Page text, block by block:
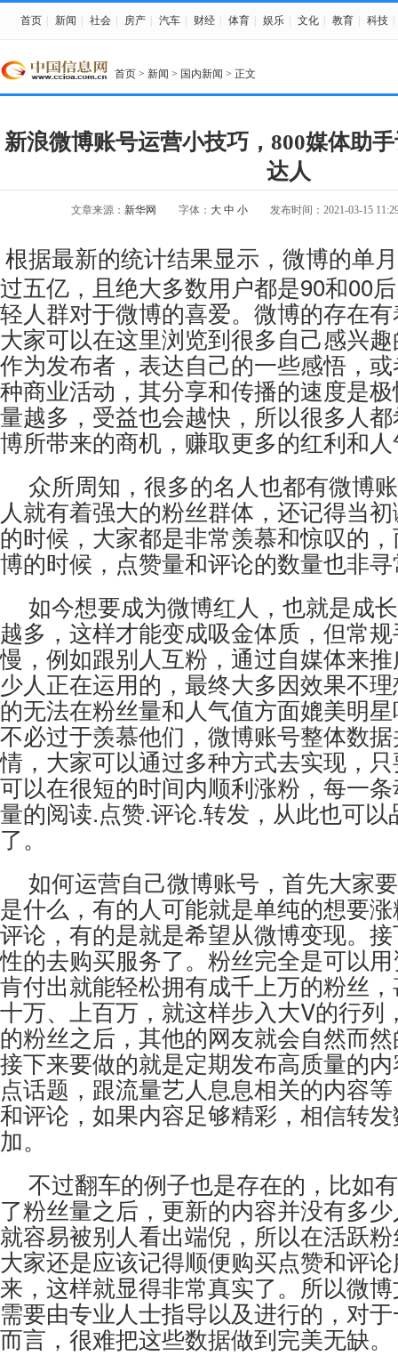
首页 新闻 社会 房产 汽车 财经 体育 娱乐 文化 教育 科技
首页 > 新闻 > 国内新闻 > 正文
新浪微博账号运营小技巧，800媒体助
达人
文章来源： 新华网 字体： 大 中 小 发布时间：2021-03-15
根据最新的统计结果显示，微博的单
过五亿，且绝大多数用户都是90和00
轻人群对于微博的喜爱。微博的存在
大家可以在这里浏览到很多自己感兴
作为发布者，表达自己的一些感悟，
种商业活动，其分享和传播的速度是
量越多，受益也会越快，所以很多人
博所带来的商机，赚取更多的红利和
众所周知，很多的名人也都有微博
人就有着强大的粉丝群体，还记得当
的时候，大家都是非常羡慕和惊叹的
博的时候，点赞量和评论的数量也非
如今想要成为微博红人，也就是成
越多，这样才能变成吸金体质，但常
慢，例如跟别人互粉，通过自媒体来
少人正在运用的，最终大多因效果不
的无法在粉丝量和人气值方面媲美明
不必过于羡慕他们，微博账号整体数
情，大家可以通过多种方式去实现，
可以在很短的时间内顺利涨粉，每一
量的阅读.点赞.评论.转发，从此也可
了。
如何运营自己微博账号，首先大家
是什么，有的人可能就是单纯的想要
评论，有的是就是希望从微博变现。
性的去购买服务了。粉丝完全是可以
肯付出就能轻松拥有成千上万的粉丝
十万、上百万，就这样步入大V的行列
的粉丝之后，其他的网友就会自然而
接下来要做的就是定期发布高质量的
点话题，跟流量艺人息息相关的内容
和评论，如果内容足够精彩，相信转
加。
不过翻车的例子也是存在的，比如
了粉丝量之后，更新的内容并没有多
就容易被别人看出端倪，所以在活跃
大家还是应该记得顺便购买点赞和评
来，这样就显得非常真实了。所以微
需要由专业人士指导以及进行的，对
而言，很难把这些数据做到完美无缺。